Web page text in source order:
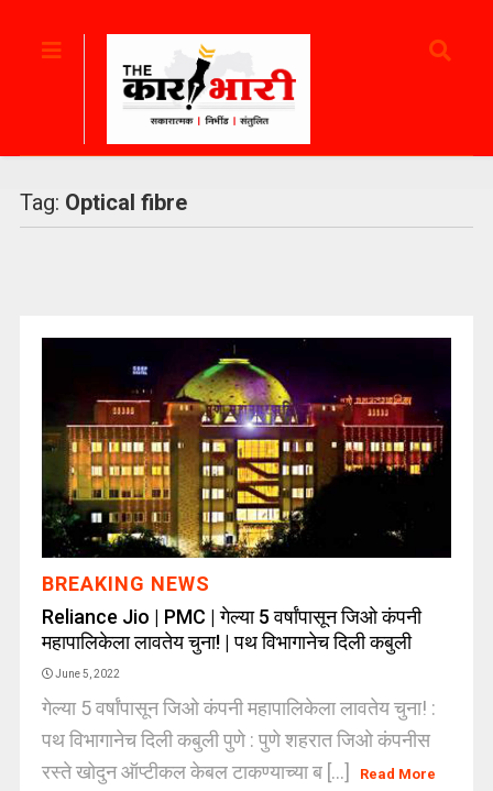
Tag: Optical fibre
BREAKING NEWS
Reliance Jio | PMC | गेल्या 5 वर्षांपासून जिओ कंपनी
महापालिकेला लावतेय चुना! | पथ विभागानेच दिली कबुली
June 5, 2022
गेल्या 5 वर्षांपासून जिओ कंपनी महापालिकेला लावतेय चुना! :
पथ विभागानेच दिली कबुली पुणे : पुणे शहरात जिओ कंपनीस
रस्ते खोदुन ऑप्टीकल केबल टाकण्याच्या ब [...]
Read More